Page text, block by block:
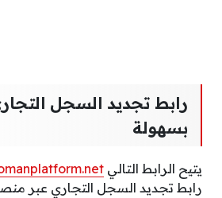
رابط تجديد السجل
بسهولة
يتيح الرابط التالي
رابط تجديد السجل التجاري عبر